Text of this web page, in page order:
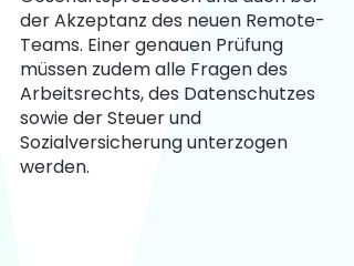
der Akzeptanz des neuen Remote-
Teams. Einer genauen Prüfung
müssen zudem alle Fragen des
Arbeitsrechts, des Datenschutzes
sowie der Steuer und
Sozialversicherung unterzogen
werden.